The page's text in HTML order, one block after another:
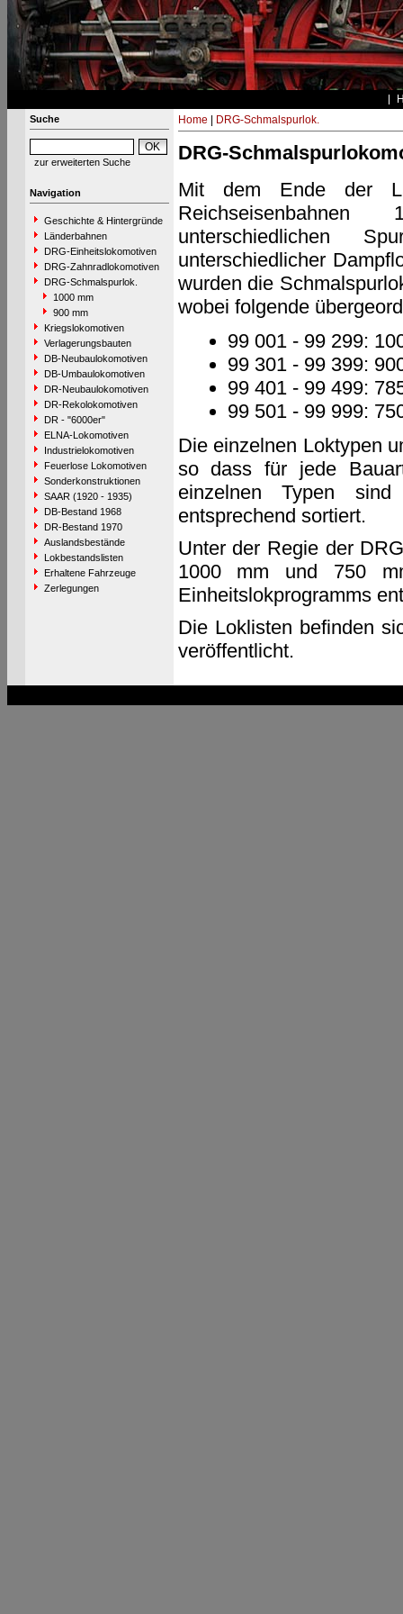
Suche
zur erweiterten Suche
Navigation
Geschichte & Hintergründe
Länderbahnen
DRG-Einheitslokomotiven
DRG-Zahnradlokomotiven
DRG-Schmalspurlok.
1000 mm
900 mm
Kriegslokomotiven
Verlagerungsbauten
DB-Neubaulokomotiven
DB-Umbaulokomotiven
DR-Neubaulokomotiven
DR-Rekolokomotiven
DR - "6000er"
ELNA-Lokomotiven
Industrielokomotiven
Feuerlose Lokomotiven
Sonderkonstruktionen
SAAR (1920 - 1935)
DB-Bestand 1968
DR-Bestand 1970
Auslandsbestände
Lokbestandslisten
Erhaltene Fahrzeuge
Zerlegungen
Home DRG-Schmalspurlok.
DRG-
Mit dem Ende der
unterschiedlichen
unterschiedlicher
wurden die
wobei folgende
99 001 - 99 299:
99 301 - 99 399:
99 401 - 99 499:
99 501 - 99 999:
Die einzelnen Loktypen
so dass für jede
einzelnen Typen
entsprechend sortiert.
Unter der Regie der
1000 mm und 750
Einheitslokprogramms
Die Loklisten befinden
veröffentlicht.